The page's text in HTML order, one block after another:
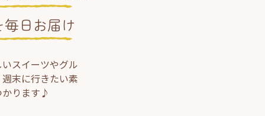
日お届け
スイーツやグル
末に行きたい素
かります♪